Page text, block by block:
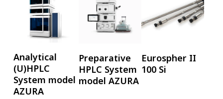
อ่านเพิ่ม
Analytical
(U)HPLC
System model
AZURA
อ่านเพิ่ม
Preparative
HPLC System
model AZURA
อ่านเพิ่ม
Eurospher II
100 Si